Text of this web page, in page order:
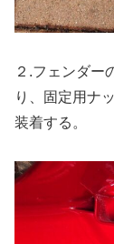
２.フェンダー
り、固定用ナ
装着する。